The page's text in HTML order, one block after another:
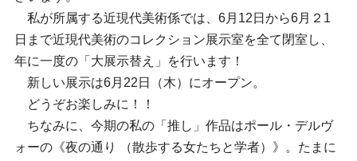
私が所属する近現代美術係では、6月12日から6月２1
日まで近現代美術のコレクション展示室を全て閉室し、
年に一度の「大展示替え」を行います！
新しい展示は6月22日（木）にオープン。
どうぞお楽しみに！！
ちなみに、今期の私の「推し」作品はポール・デルヴ
ォーの《夜の通り （散歩する女たちと学者）》。たまに